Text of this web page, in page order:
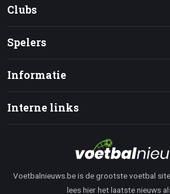
Clubs
Spelers
Informatie
Interne links
Voetbalnieuws.be is de grootste voetbal
lees hier het laatste nieuws